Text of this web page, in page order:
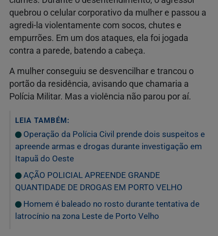
quebrou o celular corporativo da mulher e passou a
agredi-la violentamente com socos, chutes e
empurrões. Em um dos ataques, ela foi jogada
contra a parede, batendo a cabeça.
A mulher conseguiu se desvencilhar e trancou o
portão da residência, avisando que chamaria a
Polícia Militar. Mas a violência não parou por aí.
LEIA TAMBÉM:
Operação da Polícia Civil prende dois suspeitos e
apreende armas e drogas durante investigação em
Itapuã do Oeste
AÇÃO POLICIAL APREENDE GRANDE
QUANTIDADE DE DROGAS EM PORTO VELHO
Homem é baleado no rosto durante tentativa de
latrocínio na zona Leste de Porto Velho